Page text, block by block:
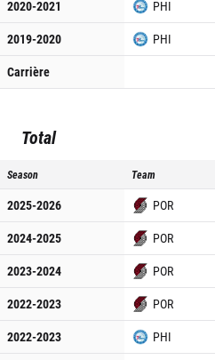
2020-2021
PHI
2019-2020
PHI
Carrière
Total
Season Team
2025-2026 POR
2024-2025
POR
2023-2024
POR
2022-2023
POR
2022-2023
PHI